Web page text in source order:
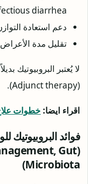
diarrhea)
دعم استعادة
تقليل مدة
لا يُعتبر البروبيوتيك
اقراء ايضا:خطوات علاج
فوائد البروبيوتيك
Gut
Microbiota)